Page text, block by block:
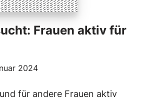
Frauen aktiv für
2024
für andere Frauen aktiv